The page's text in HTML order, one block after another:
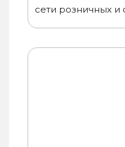
сети розничных и